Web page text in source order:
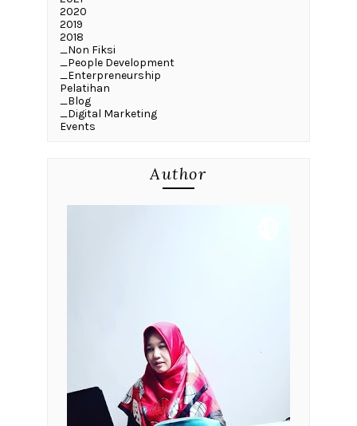
2020
2019
2018
_Non Fiksi
_People Development
_Enterpreneurship
Pelatihan
_Blog
_Digital Marketing
Events
Author